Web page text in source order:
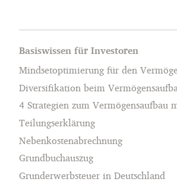
Basiswissen für Investoren
Mindsetoptimierung für den
Diversifikation beim
4 Strategien zum
Teilungserklärung
Nebenkostenabrechnung
Grundbuchauszug
Grunderwerbsteuer in Deutschland